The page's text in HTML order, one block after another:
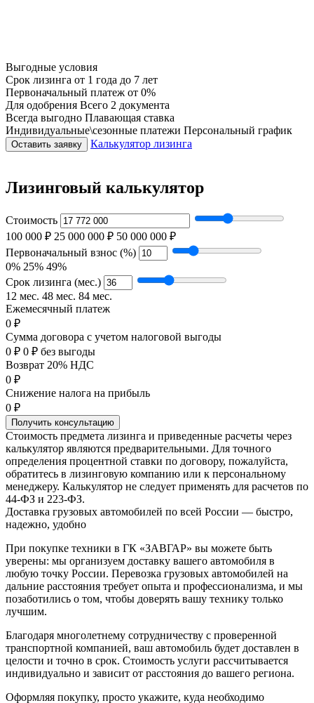
Выгодные условия
Срок лизинга от 1 года до 7 лет
Первоначальный платеж от 0%
Для одобрения Всего 2 документа
Всегда выгодно Плавающая ставка
Индивидуальные\сезонные платежи Персональный график
Оставить заявку Калькулятор лизинга
Лизинговый калькулятор
Стоимость
100 000 ₽ 25 000 000 ₽ 50 000 000 ₽
Первоначальный взнос (%)
0% 25% 49%
Срок лизинга (мес.)
12 мес. 48 мес. 84 мес.
Ежемесячный платеж
0 ₽
Сумма договора с учетом налоговой выгоды
0 ₽ 0 ₽ без выгоды
Возврат 20% НДС
0 ₽
Снижение налога на прибыль
0 ₽
Получить консультацию
Стоимость предмета лизинга и приведенные расчеты через
калькулятор являются предварительными. Для точного
определения процентной ставки по договору, пожалуйста,
обратитесь в лизинговую компанию или к персональному
менеджеру. Калькулятор не следует применять для расчетов по
44-ФЗ и 223-ФЗ.
Доставка грузовых автомобилей по всей России — быстро,
надежно, удобно
При покупке техники в ГК «ЗАВГАР» вы можете быть
уверены: мы организуем доставку вашего автомобиля в
любую точку России. Перевозка грузовых автомобилей на
дальние расстояния требует опыта и профессионализма, и мы
позаботились о том, чтобы доверять вашу технику только
лучшим.
Благодаря многолетнему сотрудничеству с проверенной
транспортной компанией, ваш автомобиль будет доставлен в
целости и точно в срок. Стоимость услуги рассчитывается
индивидуально и зависит от расстояния до вашего региона.
Оформляя покупку, просто укажите, куда необходимо